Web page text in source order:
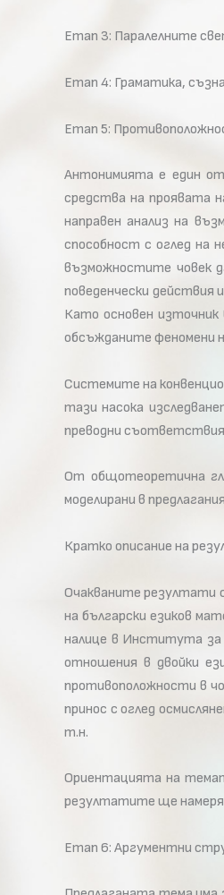
Етап 3: Паралелните
Етап 4: Граматика,
Етап 5:
Антонимията е един от
средства на проявата
направен анализ на
способност с оглед на
възможностите човек
поведенчески действия
Като основен
обсъжданите феномени
Системите на
тази насока
преводни съответствия
От общотеоретична
моделирани в предлагания
Кратко описание на
Очакваните резултати
на български езиков
налице в Института за
отношения в двойки
противоположности в
принос с оглед
т.н.
Ориентацията на
резултатите ще
Етап 6: Аргументни